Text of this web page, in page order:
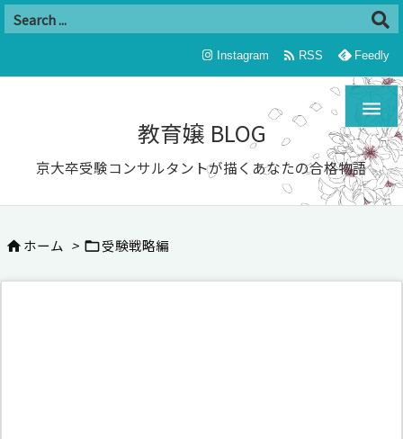
教育嬢 BLOG
京大卒受験コンサルタントが描くあなたの合格物語

Instagram  RSS Feedly
 ホーム > 受験戦略編